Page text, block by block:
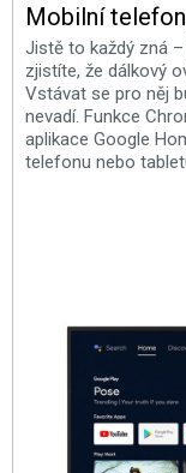
Mobilní
Jistě to každý zná
zjistíte, že dálkový
Vstávat se pro něj
nevadí. Funkce
aplikace Google
telefonu nebo